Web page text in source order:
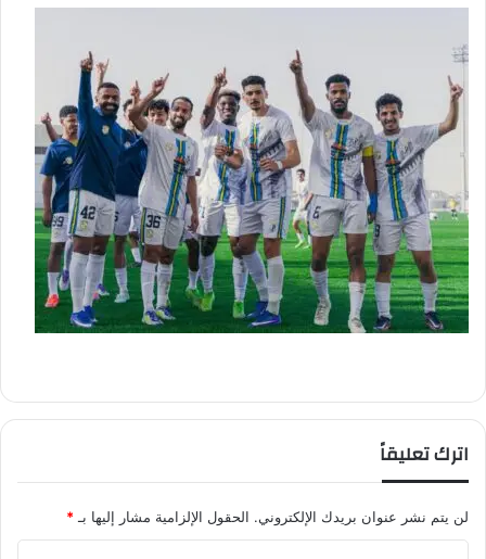
اترك تعليقاً
لن يتم نشر عنوان بريدك الإلكتروني. الحقول الإلزامية مشار إليها بـ *